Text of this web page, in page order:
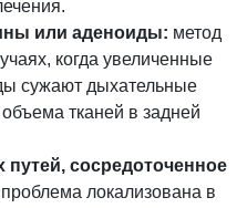
или аденоиды: метод
когда увеличенные
сужают дыхательные
тканей в задней
сосредоточенное
локализована в